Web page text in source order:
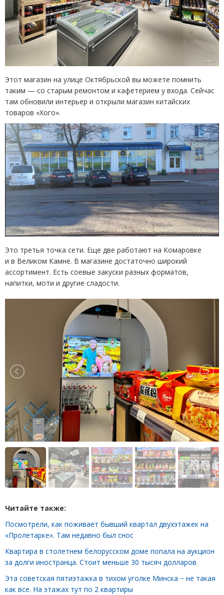
Этот магазин на улице Октябрьской вы можете помнить
таким — со старым ремонтом и кафетерием у входа. Сейчас
там обновили интерьер и открыли магазин китайских
товаров «Хого».
Это третья точка сети. Еще две работают на Комаровке
и в Великом Камне. В магазине достаточно широкий
ассортимент. Есть соевые закуски разных форматов,
напитки, моти и другие сладости.
Читайте также:
Посмотрели, как поживает бывший квартал двухэтажек на
«Пролетарке». Там недавно был снос
Квартира в столетнем белорусском доме попала на аукцион
за долги иностранца. Стоит меньше 30 тысяч долларов
Эта советская пятиэтажка в тихом уголке Минска − не такая
как все. На этажах тут по 2 квартиры